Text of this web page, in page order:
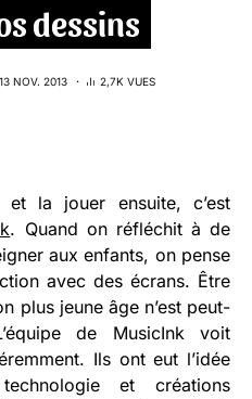
dessins
13 NOV. 2013
2,7K VUES
la jouer ensuite, c’est
. Quand on réfléchit à de
aux enfants, on pense
avec des écrans. Être
plus jeune âge n’est peut-
de MusicInk voit
Ils ont eut l’idée
et créations